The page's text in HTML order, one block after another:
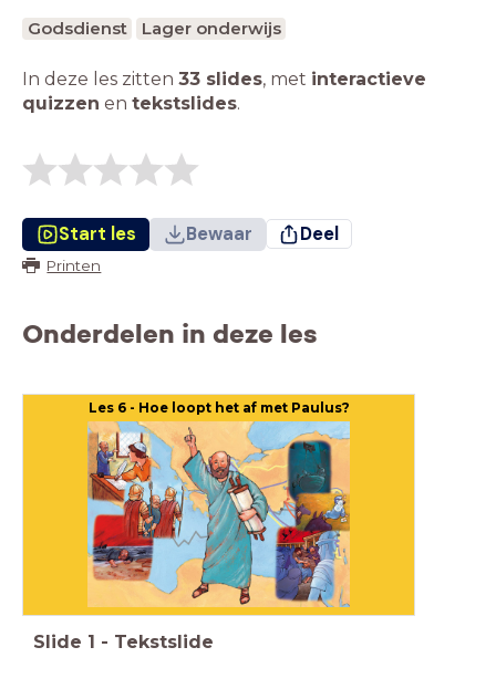
Godsdienst Lager onderwijs
In deze les zitten 33 slides, met interactieve
quizzen en tekstslides.
Start les Bewaar Deel
Printen
Onderdelen in deze les
Les 6 - Hoe loopt het af met Paulus?
Slide 1 - Tekstslide